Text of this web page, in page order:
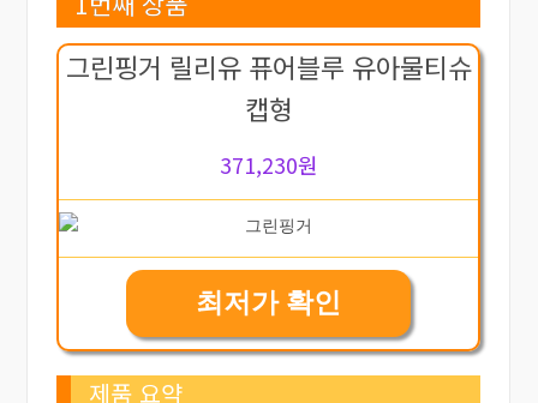
그린핑거 릴리유 퓨어블루 유아물티슈
캡형
371,230원
최저가 확인
제품 요약